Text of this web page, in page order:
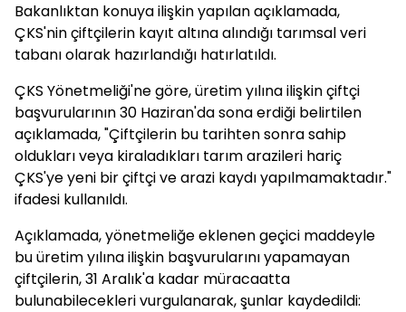
Bakanlıktan konuya ilişkin yapılan açıklamada,
ÇKS'nin çiftçilerin kayıt altına alındığı tarımsal veri
tabanı olarak hazırlandığı hatırlatıldı.
ÇKS Yönetmeliği'ne göre, üretim yılına ilişkin çiftçi
başvurularının 30 Haziran'da sona erdiği belirtilen
açıklamada, "Çiftçilerin bu tarihten sonra sahip
oldukları veya kiraladıkları tarım arazileri hariç
ÇKS'ye yeni bir çiftçi ve arazi kaydı yapılmamaktadır."
ifadesi kullanıldı.
Açıklamada, yönetmeliğe eklenen geçici maddeyle
bu üretim yılına ilişkin başvurularını yapamayan
çiftçilerin, 31 Aralık'a kadar müracaatta
bulunabilecekleri vurgulanarak, şunlar kaydedildi: